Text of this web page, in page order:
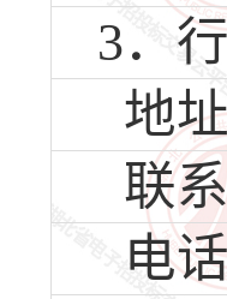
3．
地
联
电